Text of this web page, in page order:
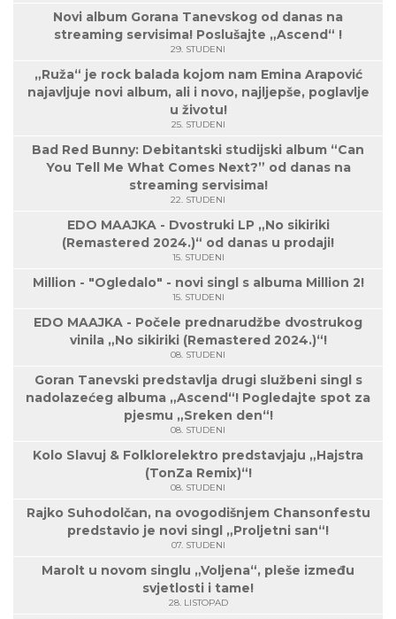
Novi album Gorana Tanevskog od danas na
streaming servisima! Poslušajte „Ascend“ !
29. STUDENI
„Ruža“ je rock balada kojom nam Emina Arapović
najavljuje novi album, ali i novo, najljepše, poglavlje
u životu!
25. STUDENI
Bad Red Bunny: Debitantski studijski album “Can
You Tell Me What Comes Next?” od danas na
streaming servisima!
22. STUDENI
EDO MAAJKA - Dvostruki LP „No sikiriki
(Remastered 2024.)“ od danas u prodaji!
15. STUDENI
Million - "Ogledalo" - novi singl s albuma Million 2!
15. STUDENI
EDO MAAJKA - Počele prednarudžbe dvostrukog
vinila „No sikiriki (Remastered 2024.)“!
08. STUDENI
Goran Tanevski predstavlja drugi službeni singl s
nadolazećeg albuma „Ascend“! Pogledajte spot za
pjesmu „Sreken den“!
08. STUDENI
Kolo Slavuj & Folklorelektro predstavjaju „Hajstra
(TonZa Remix)“!
08. STUDENI
Rajko Suhodolčan, na ovogodišnjem Chansonfestu
predstavio je novi singl „Proljetni san“!
07. STUDENI
Marolt u novom singlu „Voljena“, pleše između
svjetlosti i tame!
28. LISTOPAD